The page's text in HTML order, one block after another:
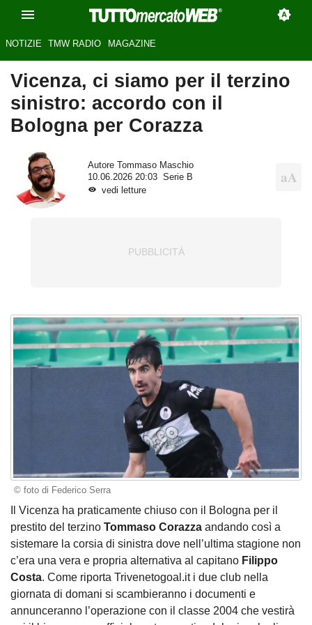
NOTIZIE TMW RADIO MAGAZINE
Vicenza, ci siamo per il terzino
sinistro: accordo con il
Bologna per Corazza
Autore
Tommaso Maschio
10.06.2026 20:03
Serie B
vedi letture
© foto di Federico Serra
Il Vicenza ha praticamente chiuso con il Bologna per il
prestito del terzino Tommaso Corazza andando così a
sistemare la corsia di sinistra dove nell’ultima stagione non
c’era una vera e propria alternativa al capitano Filippo
Costa. Come riporta Trivenetogoal.it i due club nella
giornata di domani si scambieranno i documenti e
annunceranno l’operazione con il classe 2004 che vestirà